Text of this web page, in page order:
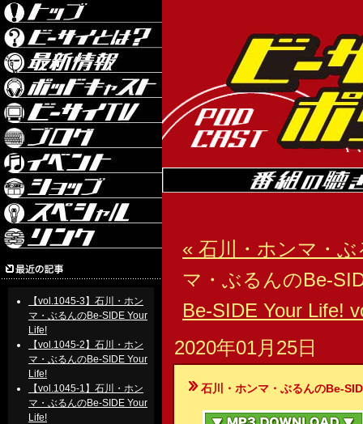
【vol.1045-3】石川・ホン
マ・ぶるんのBe-SIDE Your
Life!
【vol.1045-2】石川・ホン
マ・ぶるんのBe-SIDE Your
Life!
【vol.1045-1】石川・ホン
マ・ぶるんのBe-SIDE Your
Life!
« 石川・ホンマ・
マ・ぶるんのBe-
Be-SIDE Your Life!
2020年01月25日
石川・ホンマ・ぶるんのBe-